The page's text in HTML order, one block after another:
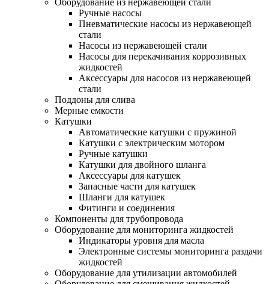
Оборудование из нержавеющей стали
Ручные насосы
Пневматические насосы из нержавеющей
стали
Насосы из нержавеющей стали
Насосы для перекачивания коррозивных
жидкостей
Аксессуары для насосов из нержавеющей
стали
Поддоны для слива
Мерные емкости
Катушки
Автоматические катушки с пружиной
Катушки с электрическим мотором
Ручные катушки
Катушки для двойного шланга
Аксессуары для катушек
Запасные части для катушек
Шланги для катушек
Фитинги и соединения
Компоненты для трубопровода
Оборудование для мониторинга жидкостей
Индикаторы уровня для масла
Электронные системы мониторинга раздачи
жидкостей
Оборудование для утилизации автомобилей